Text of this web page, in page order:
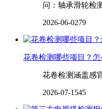
问：轴承滑轮检
2026-06-0279
花卷检测哪些项目？怎
花卷检测涵盖感
2026-07-1545